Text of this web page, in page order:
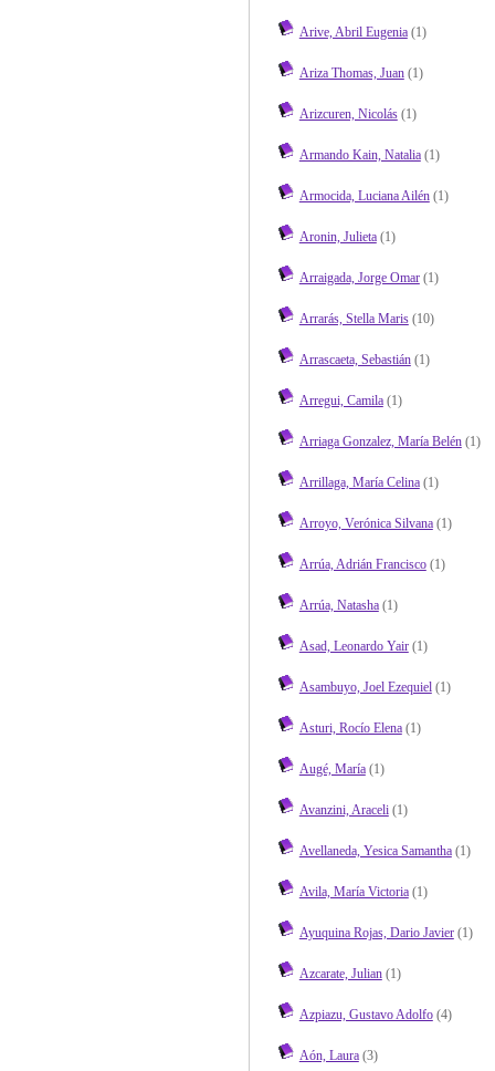
Arive, Abril Eugenia(1)
Ariza Thomas, Juan(1)
Arizcuren, Nicolás(1)
Armando Kain, Natalia(1)
Armocida, Luciana Ailén(1)
Aronin, Julieta(1)
Arraigada, Jorge Omar(1)
Arrarás, Stella Maris(10)
Arrascaeta, Sebastián(1)
Arregui, Camila(1)
Arriaga Gonzalez, María Belén(1)
Arrillaga, María Celina(1)
Arroyo, Verónica Silvana(1)
Arrúa, Adrián Francisco(1)
Arrúa, Natasha(1)
Asad, Leonardo Yair(1)
Asambuyo, Joel Ezequiel(1)
Asturi, Rocío Elena(1)
Augé, María(1)
Avanzini, Araceli(1)
Avellaneda, Yesica Samantha(1)
Avila, María Victoria(1)
Ayuquina Rojas, Dario Javier(1)
Azcarate, Julian(1)
Azpiazu, Gustavo Adolfo(4)
Aón, Laura(3)